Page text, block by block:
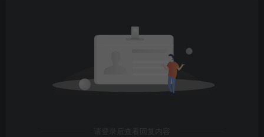
请登录后查看回复内容